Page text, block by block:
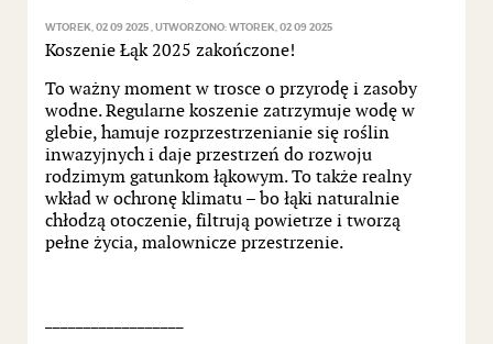
WTOREK, 02 09 2025 UTWORZONO: WTOREK, 02 09 2025
Koszenie Łąk 2025 zakończone!
To ważny moment w trosce o przyrodę i zasoby
wodne. Regularne koszenie zatrzymuje wodę w
glebie, hamuje rozprzestrzenianie się roślin
inwazyjnych i daje przestrzeń do rozwoju
rodzimym gatunkom łąkowym. To także realny
wkład w ochronę klimatu – bo łąki naturalnie
chłodzą otoczenie, filtrują powietrze i tworzą
pełne życia, malownicze przestrzenie.